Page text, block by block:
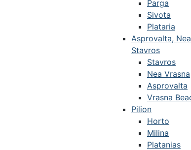
Parga
Sivota
Plataria
Asprovalta,
Stavros
Stavros
Nea Vrasna
Asprovalta
Vrasna
Pilion
Horto
Milina
Platanias